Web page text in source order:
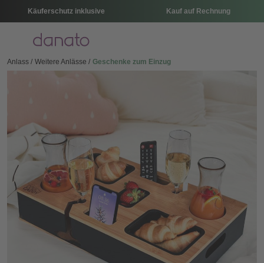
Käuferschutz inklusive Kauf auf Rechnung
Menü
Anlass Weitere Anlässe Geschenke zum Einzug